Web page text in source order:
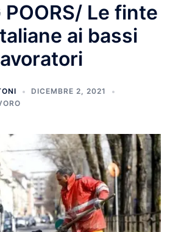
POORS/ Le finte
ai bassi
DICEMBRE 2, 2021